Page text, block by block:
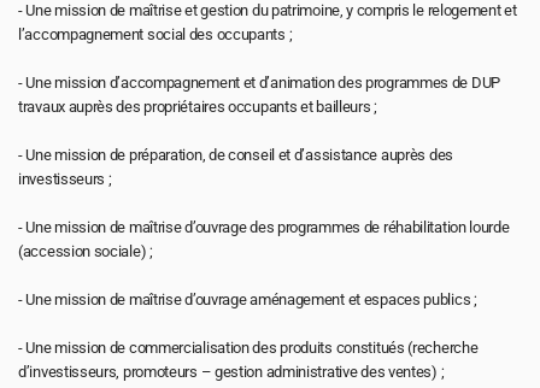
- Une mission de maîtrise et gestion du patrimoine, y compris le relogement et
l’accompagnement social des occupants ;
- Une mission d’accompagnement et d’animation des programmes de DUP
travaux auprès des propriétaires occupants et bailleurs ;
- Une mission de préparation, de conseil et d’assistance auprès des
investisseurs ;
- Une mission de maîtrise d’ouvrage des programmes de réhabilitation lourde
(accession sociale) ;
- Une mission de maîtrise d’ouvrage aménagement et espaces publics ;
- Une mission de commercialisation des produits constitués (recherche
d’investisseurs, promoteurs – gestion administrative des ventes) ;